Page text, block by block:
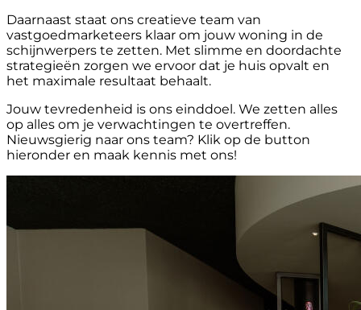
Daarnaast staat ons creatieve team van
vastgoedmarketeers klaar om jouw woning in de
schijnwerpers te zetten. Met slimme en doordachte
strategieën zorgen we ervoor dat je huis opvalt en
het maximale resultaat behaalt.
Jouw tevredenheid is ons einddoel. We zetten alles
op alles om je verwachtingen te overtreffen.
Nieuwsgierig naar ons team? Klik op de button
hieronder en maak kennis met ons!